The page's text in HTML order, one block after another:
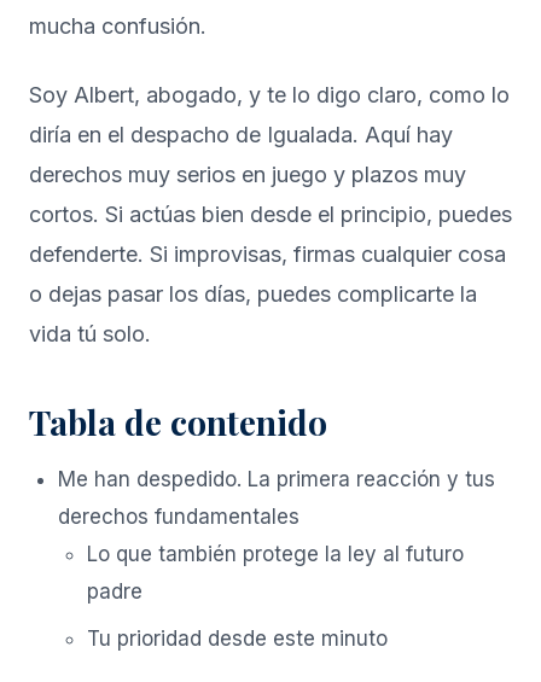
mucha confusión.
Soy Albert, abogado, y te lo digo claro, como lo
diría en el despacho de Igualada. Aquí hay
derechos muy serios en juego y plazos muy
cortos. Si actúas bien desde el principio, puedes
defenderte. Si improvisas, firmas cualquier cosa
o dejas pasar los días, puedes complicarte la
vida tú solo.
Tabla de contenido
Me han despedido. La primera reacción y tus
derechos fundamentales
Lo que también protege la ley al futuro
padre
Tu prioridad desde este minuto